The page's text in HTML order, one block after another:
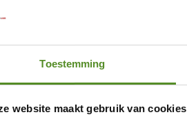
Toestemming
website maakt gebruik van cookies